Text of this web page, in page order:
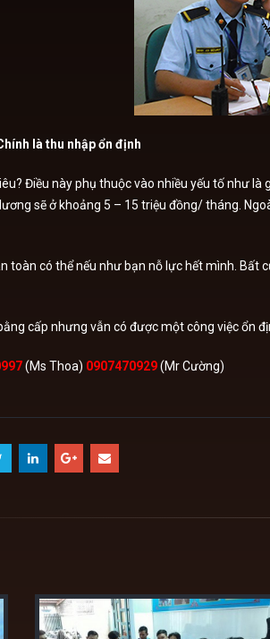
là thu nhập ổn định
Điều này phụ thuộc vào nhiều yếu tố như
sẽ ở khoảng 5 – 15 triệu đồng/ tháng.
toàn có thể nếu như bạn nỗ lực hết mình.
cấp nhưng vẫn có được một công việc ổn
(Ms Thoa) 0907470929(Mr Cường)